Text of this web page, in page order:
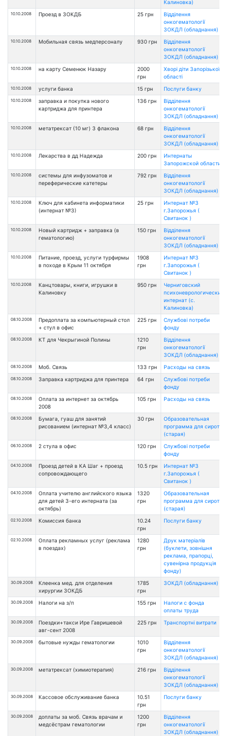
Калиновка)
10.10.2008 Проезд в ЗОКДБ 25 грн
Відділення
онкогематології
ЗОКДЛ (обладнання)
10.10.2008 Мобильная связь медперсоналу 930 грн
Відділення
онкогематології
ЗОКДЛ (обладнання)
10.10.2008 на карту Семенюк Назару
2000
грн
Хворі діти Запорізької
області
10.10.2008 услуги банка 15 грн Послуги банку
10.10.2008
заправка и покупка нового
картриджа для принтера
136 грн
Відділення
онкогематології
ЗОКДЛ (обладнання)
10.10.2008 метатрексат (10 мг) 3 флакона 68 грн
Відділення
онкогематології
ЗОКДЛ (обладнання)
10.10.2008 Лекарства в дд Надежда 200 грн
Интернаты
Запорожской области
10.10.2008
системы для инфузоматов и
переферические катетеры
792 грн
Відділення
онкогематології
ЗОКДЛ (обладнання)
10.10.2008
Ключ для кабинета информатики
(интернат №3)
25 грн
Интернат №3
г.Запорожья (
Свитанок )
10.10.2008
Новый картридж + заправка (в
гематологию)
150 грн
Відділення
онкогематології
ЗОКДЛ (обладнання)
10.10.2008
Питание, проезд, услуги турфирмы
в походе в Крым 11 октября
1908
грн
Интернат №3
г.Запорожья (
Свитанок )
10.10.2008
Канцтовары, книги, игрушки в
Калиновку
950 грн
Черниговский
психоневрологический
интернат (с.
Калиновка)
08.10.2008
Предоплата за компьютерный стол
+ стул в офис
225 грн
Службові потреби
фонду
08.10.2008 КТ для Чекрыгиной Полины
1210
грн
Відділення
онкогематології
ЗОКДЛ (обладнання)
08.10.2008 Моб. Связь 133 грн Расходы на связь
08.10.2008 Заправка картриджа для принтера 64 грн
Службові потреби
фонду
08.10.2008
Оплата за интернет за октябрь
2008
105 грн Расходы на связь
08.10.2008
Бумага, гуаш для занятий
рисованием (интернат №3,4 класс)
30 грн
Образовательная
программа для сирот
(старая)
06.10.2008 2 стула в офис 120 грн
Службові потреби
фонду
04.10.2008
Проезд детей в КА Шаг + проезд
сопровождающего
10.5 грн
Интернат №3
г.Запорожья (
Свитанок )
04.10.2008
Оплата учителю английского языка
для детей 3-его интерната (за
октябрь)
1320
грн
Образовательная
программа для сирот
(старая)
02.10.2008 Комисcия банка
10.24
грн
Послуги банку
02.10.2008
Оплата рекламных услуг (реклама
в поездах)
1280
грн
Друк матеріалів
(буклети, зовнішня
реклама, прапорці,
сувенірна продукція
фонду)
30.09.2008
Клеенка мед. для отделения
хирургии ЗОКДБ
1785
грн
ЗОКДЛ (обладнання)
30.09.2008 Налоги на з/п 155 грн
Налоги с фонда
оплаты труда
30.09.2008
Поездки+такси Ире Гавришевой
авг-сент 2008
225 грн Транспортні витрати
30.09.2008 бытовые нужды гематологии
1010
грн
Відділення
онкогематології
ЗОКДЛ (обладнання)
30.09.2008 метатрексат (химиотерапия) 216 грн
Відділення
онкогематології
ЗОКДЛ (обладнання)
30.09.2008 Кассовое обслуживание банка
10.51
грн
Послуги банку
30.09.2008
доплаты за моб. Связь врачам и
медсёстрам гематологии
1200
грн
Відділення
онкогематології
ЗОКДЛ (обладнання)